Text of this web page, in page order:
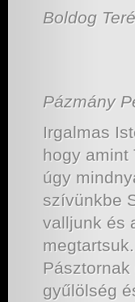
Boldog
Pázmány
Irgalmas
hogy amint
úgy
szívünkbe
valljunk és
gyűlölség